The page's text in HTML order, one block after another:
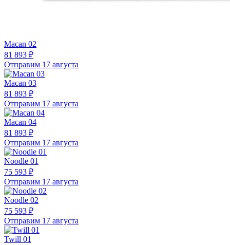
Macan 02
81 893 ₽
Отправим 17 августа
Macan 03
81 893 ₽
Отправим 17 августа
Macan 04
81 893 ₽
Отправим 17 августа
Noodle 01
75 593 ₽
Отправим 17 августа
Noodle 02
75 593 ₽
Отправим 17 августа
Twill 01